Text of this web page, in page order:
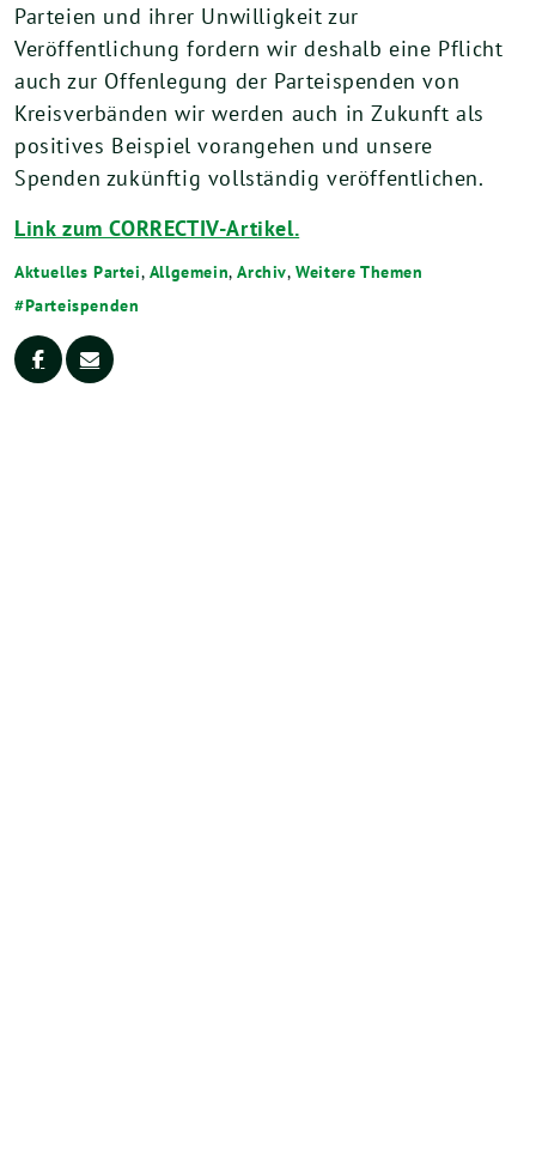
Parteien und ihrer Unwilligkeit zur
Veröffentlichung fordern wir deshalb eine Pflicht
auch zur Offenlegung der Parteispenden von
Kreisverbänden wir werden auch in Zukunft als
positives Beispiel vorangehen und unsere
Spenden zukünftig vollständig veröffentlichen.
Link zum CORRECTIV-Artikel.
Aktuelles Partei, Allgemein,Archiv,Weitere Themen
Parteispenden